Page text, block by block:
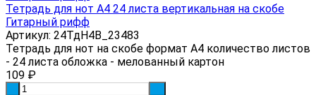
Тетрадь для нот А4 24 листа вертикальная на скобе
Гитарный рифф
Артикул: 24ТдН4В_23483
Тетрадь для нот на скобе формат А4 количество листов
- 24 листа обложка - мелованный картон
109 ₽